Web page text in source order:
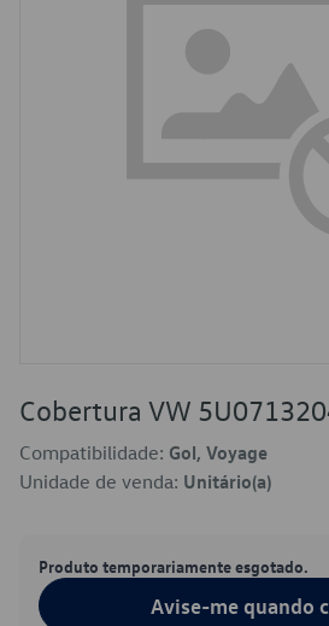
Cobertura VW
Compatibilidade: Gol, Voyage
Unidade de venda: Unitário(a)
Produto temporariamente esgotado.
Avise-me quando